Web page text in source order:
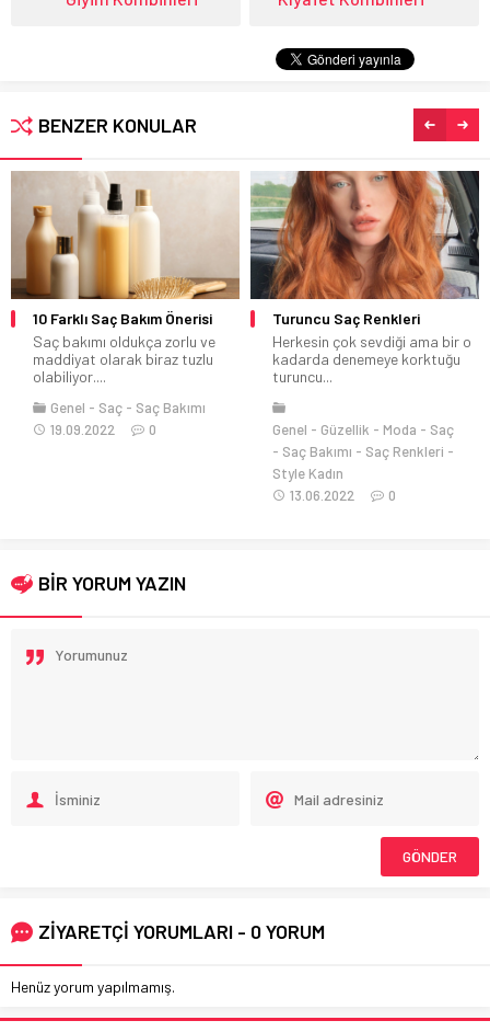
BENZER KONULAR
10 Farklı Saç Bakım Önerisi
Saç bakımı oldukça zorlu ve
maddiyat olarak biraz tuzlu
olabiliyor....
Genel Saç
Saç Bakımı
19.09.2022
0
Turuncu Saç Renkleri
Herkesin çok sevdiği ama bir o
kadarda denemeye korktuğu
turuncu...
Genel Güzellik Moda
Saç
Saç Bakımı
Saç Renkleri
Style Kadın
13.06.2022
0
BİR YORUM YAZIN
ZİYARETÇİ YORUMLARI - 0 YORUM
Henüz yorum yapılmamış.